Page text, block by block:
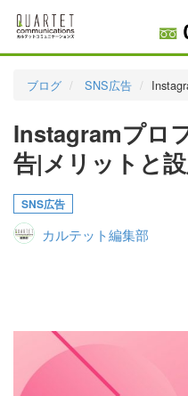
実績・お客様の声
初めて導入をお考えの方
代理店の乗り換えをお考え
会社概要
お問い合わせ
ブログ SNS広告
Instagramプロ
告|メリットと
SNS広告
カルテット編集部